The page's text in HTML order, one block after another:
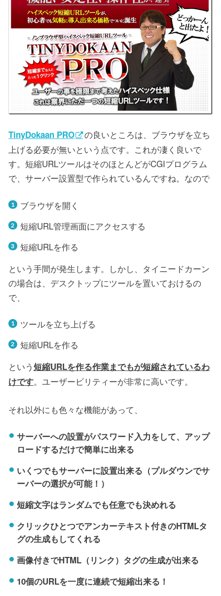
TinyDokaan PRO
の良いところは、ブラウザを立ち
上げる必要が無いという点です。これが凄く良いで
す。短縮URLツールはそのほとんどがCGIプログラム
で、サーバー設置型で作られているんですね。なので
ブラウザを開く
短縮URL管理画面にアクセスする
短縮URLを作る
という手間が発生します。しかし、タイニードカーン
の場合は、デスクトップにツールを置いておけるの
で、
ツールを立ち上げる
短縮URLを作る
という短縮URLを作る作業までもが短縮されているわ
けです。ユーザービリティーが非常に高いです。
それ以外にも色々な機能があって、
サーバーへの設置がパスワード入力をして、アップ
ロードするだけで簡単に出来る
いくつでもサーバーに設置出来る（プルダウンでサ
ーバーの選択が可能！）
短縮文字はランダムでも任意でも決めれる
クリックひとつでアンカーテキスト付きのHTMLタ
グの生成もしてくれる
画像付きでHTML（リンク）タグの生成が出来る
10個のURLを一度に連続で短縮出来る！